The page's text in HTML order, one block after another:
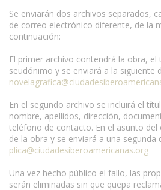
Se enviarán dos archivos separados,
de correo electrónico diferente, de la
continuación:
El primer archivo contendrá la obra,
seudónimo y se enviará a la siguiente
En el segundo archivo se incluirá el
nombre, apellidos, dirección,
teléfono de contacto. En el asunto
de la obra y se enviará a una segunda
plica@ciudadesiberoamericanas.org
Una vez hecho público el fallo, las
serán eliminadas sin que quepa